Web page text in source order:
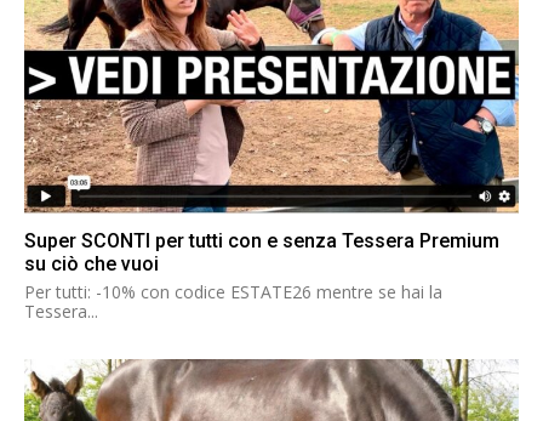
Super SCONTI per tutti con e senza Tessera Premium
su ciò che vuoi
Per tutti: -10% con codice ESTATE26 mentre se hai la
Tessera...